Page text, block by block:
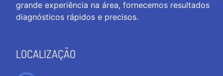
grande experiência na área, fornecemos resultados
diagnósticos rápidos e precisos.
LOCALIZAÇÃO